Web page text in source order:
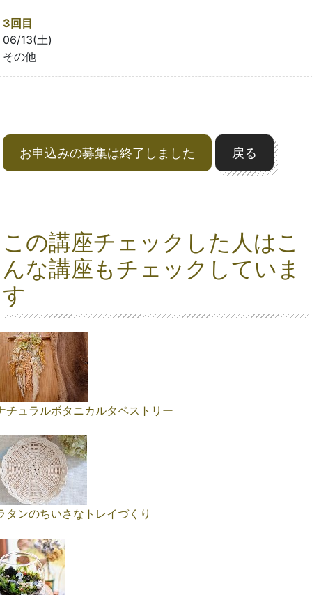
3回目
06/13(土)
その他
お申込みの募集は終了しました 戻る
この講座チェックした人はこ
んな講座もチェックしていま
す
チュラルボタニカルタペストリー
タンのちいさなトレイづくり